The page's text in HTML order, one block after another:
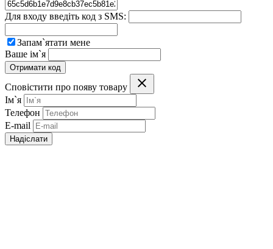
Для входу введіть код з SMS:
Запам`ятати мене
Ваше ім`я
Отримати код
Сповістити про появу товару
Ім`я
Телефон
E-mail
Надіслати